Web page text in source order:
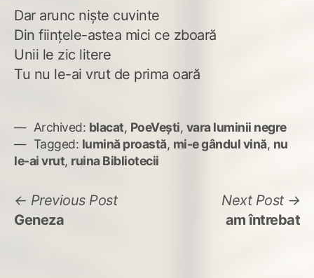
Dar arunc niște cuvinte
Din ființele-astea mici ce zboară
Unii le zic litere
Tu nu le-ai vrut de prima oară
Archived: blacat, PoeVești, vara luminii negre
Tagged: lumină proastă, mi-e gândul vină, nu
le-ai vrut, ruina Bibliotecii
Navigare
în
Previous PostPrevious
Geneza
Next Post
am întrebat